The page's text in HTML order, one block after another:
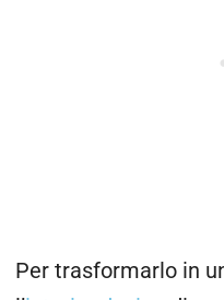
Per trasformarlo in